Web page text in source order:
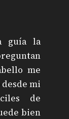
guía la
me
desde mi
de
bien